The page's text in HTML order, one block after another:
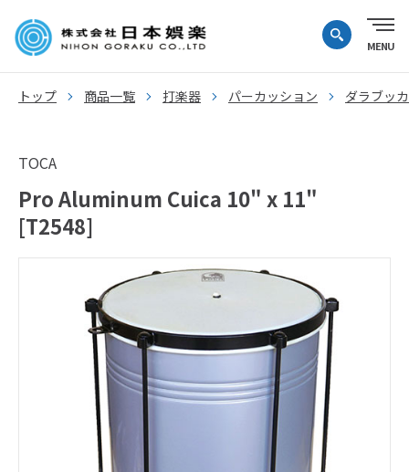
トップ 商品一覧 打楽器 パーカッション ダラブッカ
TOCA
Pro Aluminum Cuica 10" x 11"
[T2548]